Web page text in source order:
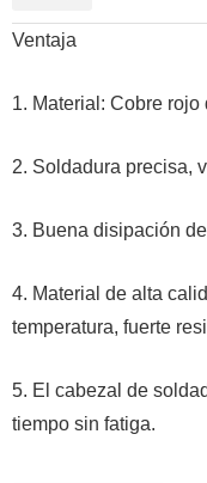
Ventaja
1. Material: Cobre
2. Soldadura precisa,
3. Buena disipación
4. Material de alta
temperatura, fuerte
5. El cabezal de
tiempo sin fatiga.